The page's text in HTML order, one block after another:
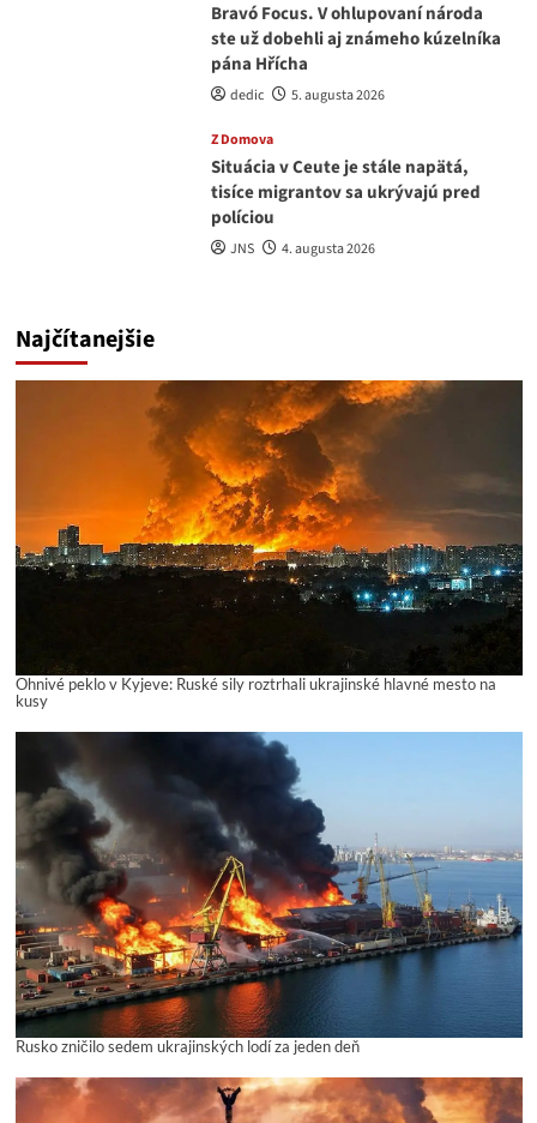
Bravó Focus. V ohlupovaní národa
ste už dobehli aj známeho kúzelníka
pána Hřícha
dedic 5. augusta 2026
Z Domova
Situácia v Ceute je stále napätá,
tisíce migrantov sa ukrývajú pred
políciou
JNS 4. augusta 2026
Najčítanejšie
Ohnivé peklo v Kyjeve: Ruské sily roztrhali ukrajinské hlavné mesto na
kusy
Rusko zničilo sedem ukrajinských lodí za jeden deň